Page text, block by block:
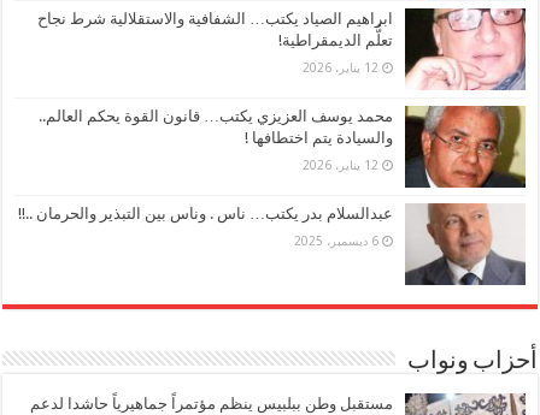
ابراهيم الصياد يكتب… الشفافية والاستقلالية شرط نجاح
تعلُّم الديمقراطية!
12 يناير، 2026
محمد يوسف العزيزي يكتب… قانون القوة يحكم العالم..
والسيادة يتم اختطافها !
12 يناير، 2026
عبدالسلام بدر يكتب… ناس . وناس بين التبذير والحرمان ..!!
6 ديسمبر، 2025
أحزاب ونواب
مستقبل وطن ببلبيس ينظم مؤتمراً جماهيرياً حاشدا لدعم